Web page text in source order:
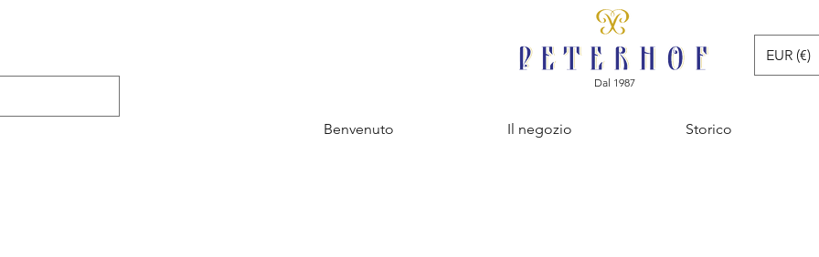
EUR (€)
Dal 1987
Benvenuto Il negozio Storico